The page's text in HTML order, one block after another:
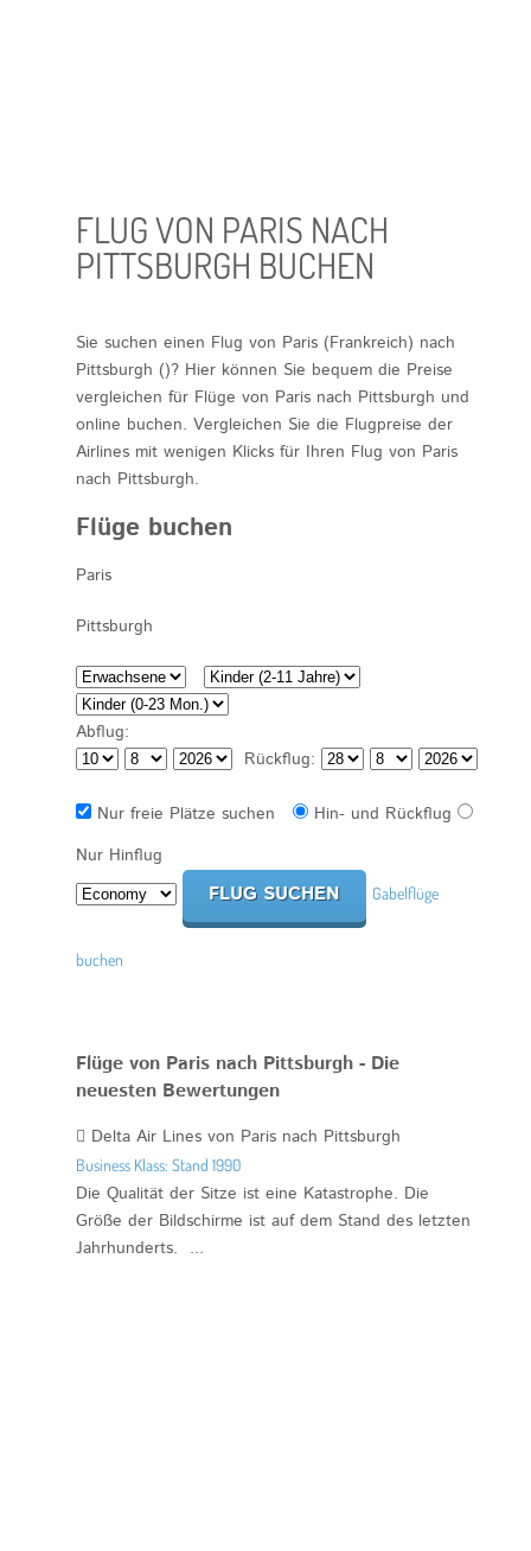
FLUG VON PARIS NACH
PITTSBURGH BUCHEN
Sie suchen einen Flug von Paris (Frankreich) nach
Pittsburgh ()? Hier können Sie bequem die Preise
vergleichen für Flüge von Paris nach Pittsburgh und
online buchen. Vergleichen Sie die Flugpreise der
Airlines mit wenigen Klicks für Ihren Flug von Paris
nach Pittsburgh.
Flüge buchen
Abflug:
Rückflug:
Nur freie Plätze suchen
Hin- und Rückflug
Nur Hinflug
Gabelflüge
buchen
Flüge von Paris nach Pittsburgh - Die
neuesten Bewertungen
Delta Air Lines von Paris nach Pittsburgh
Business Klass: Stand 1990
Die Qualität der Sitze ist eine Katastrophe. Die
Größe der Bildschirme ist auf dem Stand des letzten
Jahrhunderts. ...